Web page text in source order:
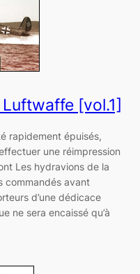
[vol.1]
rapidement épuisés,
une réimpression
Les hydravions de la
commandés avant
d’une dédicace
ne sera encaissé qu’à